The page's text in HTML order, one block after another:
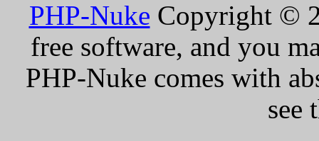
PHP-Nuke Copyright ©
free software, and you
PHP-Nuke comes with
see